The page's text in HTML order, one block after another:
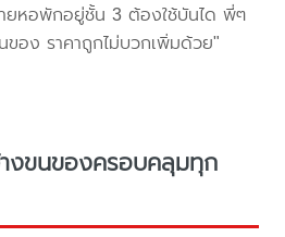
ยหอพักอยู่ชั้น 3 ต้องใช้บันได พี่ๆ
นของ ราคาถูกไม่บวกเพิ่มด้วย"
างขนของครอบคลุมทุก